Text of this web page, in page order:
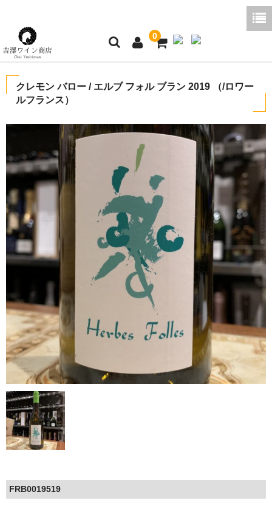
0
ご利用ガイド
好みから探す
ブログコラム
よくあるご質問
お問い合わせ
お買い物かご
クレモン バロー / エルブ フォル ブラン 2019 （/ロワー
ルフランス）
FRB0019519